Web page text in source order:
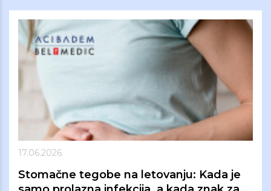
17.06.2026.
Stomačne tegobe na letovanju: Kada je